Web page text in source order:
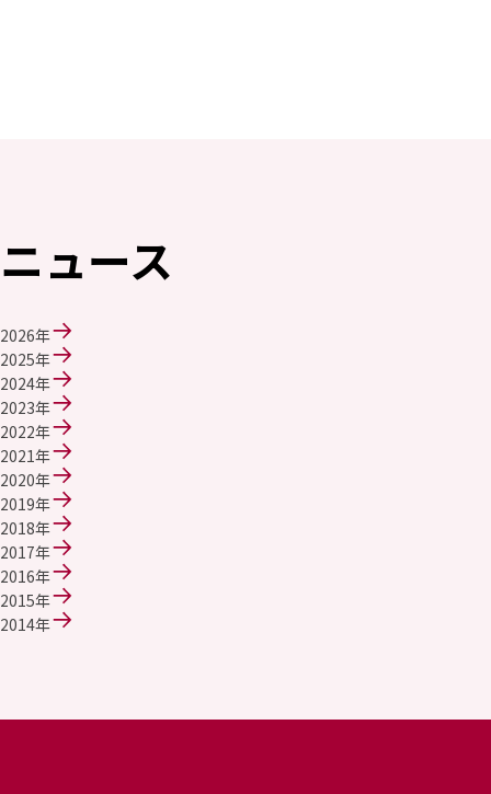
ニュース
2026年
2025年
2024年
2023年
2022年
2021年
2020年
2019年
2018年
2017年
2016年
2015年
2014年